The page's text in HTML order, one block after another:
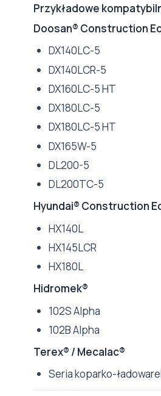
Przykładowe
Doosan® Construction
DX140LC-5
DX140LCR-5
DX160LC-5 HT
DX180LC-5
DX180LC-5 HT
DX165W-5
DL200-5
DL200TC-5
Hyundai® Construction
HX140L
HX145LCR
HX180L
Hidromek®
102S Alpha
102B Alpha
Terex® / Mecalac®
Seria koparko-